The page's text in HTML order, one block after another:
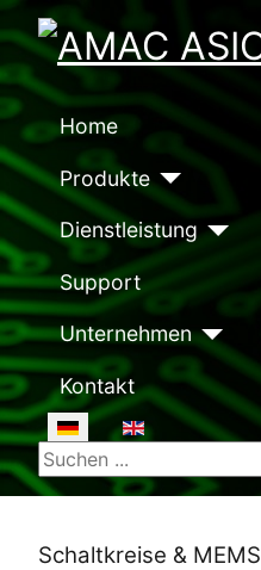
Home
Produkte
Dienstleistung
Support
Unternehmen
Kontakt
Sprache auswählen
Suchen ...
Schaltkreise & MEMS